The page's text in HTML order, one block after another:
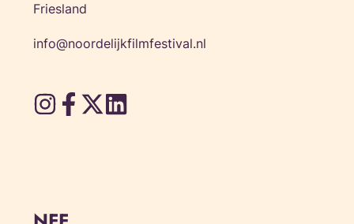
Friesland
info@noordelijkfilmfestival.nl